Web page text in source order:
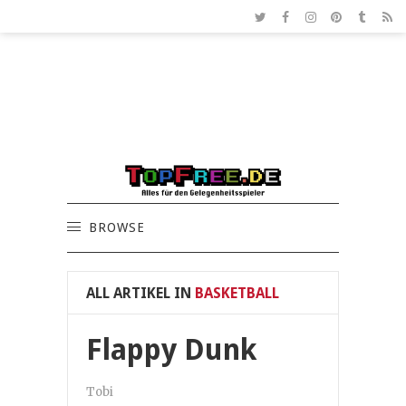
BROWSE
ALL ARTIKEL IN BASKETBALL
Flappy Dunk
Tobi